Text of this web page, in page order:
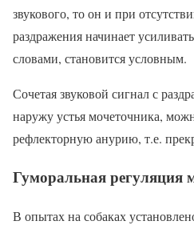
звукового, то он и при
раздражения начинает
словами, становится условным.
Сочетая звуковой сигнал с
наружу устья мочеточника,
рефлекторную анурию, т.е.
Гуморальная регуляция
В опытах на собаках